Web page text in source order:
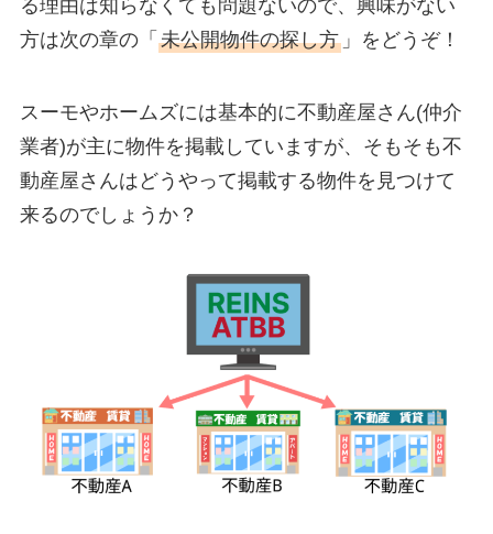
る理由は知らなくても問題ないので、興味がない
方は次の章の「 未公開物件の探し方」をどうぞ！
スーモやホームズには基本的に不動産屋さん(仲介
業者)が主に物件を掲載していますが、そもそも不
動産屋さんはどうやって掲載する物件を見つけて
来るのでしょうか？